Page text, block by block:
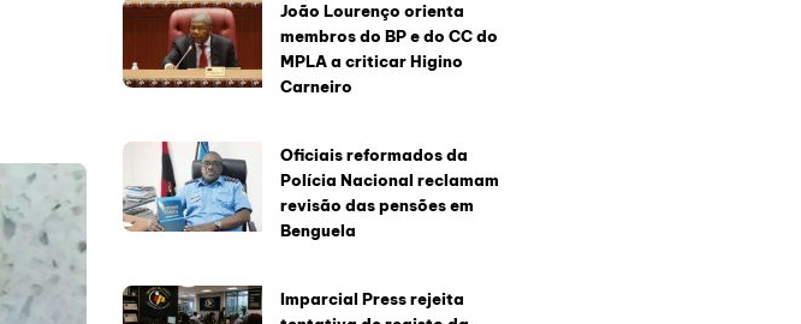
João Lourenço orienta
membros do BP e do CC do
MPLA a criticar Higino
Carneiro
Oficiais reformados da
Polícia Nacional reclamam
revisão das pensões em
Benguela
Imparcial Press rejeita